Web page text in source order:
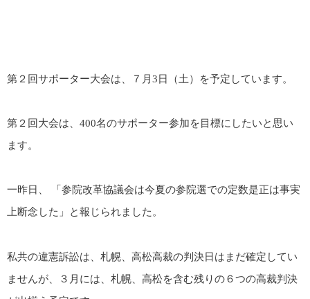
第２回サポーター大会は、７月3日（土）を予定しています。
第２回大会は、400名のサポーター参加を目標にしたいと思い
ます。
一昨日、 「参院改革協議会は今夏の参院選での定数是正は事実
上断念した」と報じられました。
私共の違憲訴訟は、札幌、高松高裁の判決日はまだ確定してい
ませんが、３月には、札幌、高松を含む残りの６つの高裁判決